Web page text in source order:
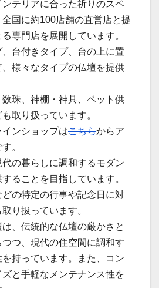
ンテリアに合った祈りのスペ
国に約100店舗の直営店と提
専門店を展開しています。
台付きタイプ、台の上に置
、様々なタイプの仏壇を提供
珠、神棚・神具、ペット供
取り扱っています。
ンショップはこちらからア
。
代の暮らしに調和するモダン
ることを目指しています。
どの特定の行事や記念日に対
り扱っています。
、伝統的な仏壇の厳かさと
つ、現代の住空間に調和す
を持っています。また、コン
と手軽なメンテナンス性を